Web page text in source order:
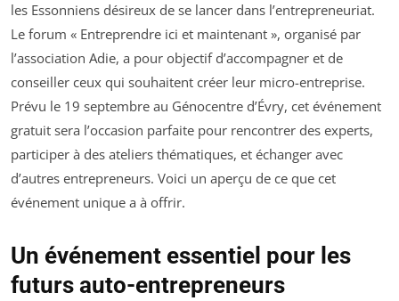
les Essonniens désireux de se lancer dans l’entrepreneuriat.
Le forum « Entreprendre ici et maintenant », organisé par
l’association Adie, a pour objectif d’accompagner et de
conseiller ceux qui souhaitent créer leur micro-entreprise.
Prévu le 19 septembre au Génocentre d’Évry, cet événement
gratuit sera l’occasion parfaite pour rencontrer des experts,
participer à des ateliers thématiques, et échanger avec
d’autres entrepreneurs. Voici un aperçu de ce que cet
événement unique a à offrir.
Un événement essentiel pour les
futurs auto-entrepreneurs